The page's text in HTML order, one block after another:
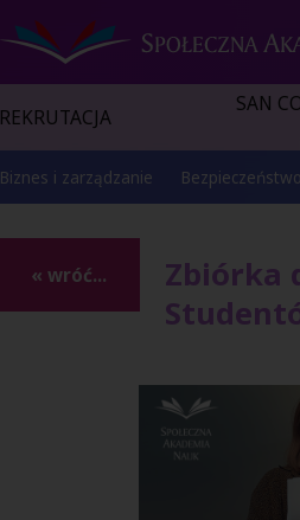
REKRUTACJA
SAN
Biznes i zarządzanie
« wróć...
Zbiórka